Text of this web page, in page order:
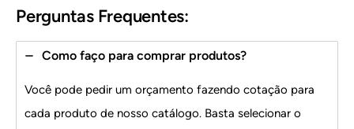
Perguntas Frequentes:
Como faço para comprar produtos?
Você pode pedir um orçamento fazendo cotação para
cada produto de nosso catálogo. Basta selecionar o